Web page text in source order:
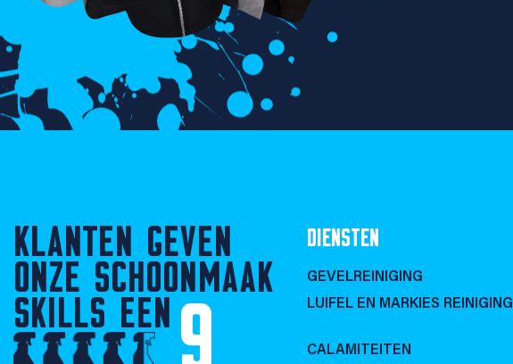
KLANTEN GEVEN
ONZE SCHOONMAAK
SKILLS EEN 9
DIENSTEN
GEVELREINIGING
LUIFEL EN MARKIES REINIGING
CALAMITEITEN